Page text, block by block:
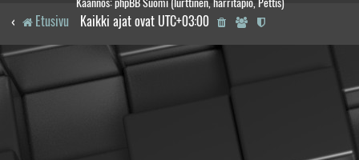
Etusivu Kaikki ajat ovat UTC+03:00